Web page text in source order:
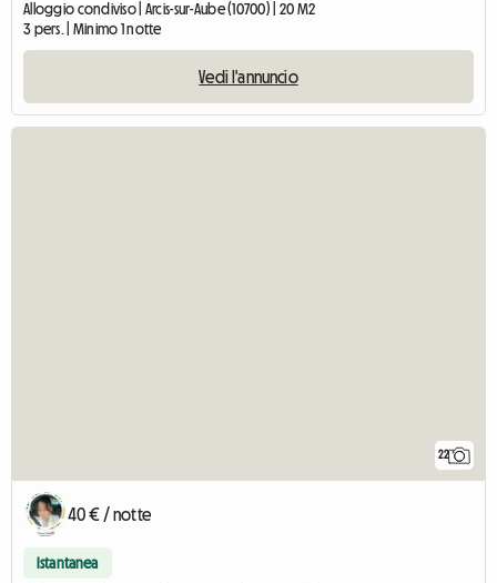
Alloggio condiviso | Arcis-sur-Aube (10700) | 20 M2
3 pers. | Minimo 1 notte
Vedi l'annuncio
22
40 € / notte
Istantanea